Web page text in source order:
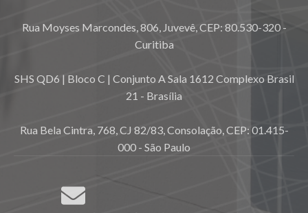
Rua Moyses Marcondes, 806, Juvevê, CEP: 80.530-320 -
Curitiba
SHS QD6 | Bloco C | Conjunto A Sala 1612 Complexo Brasil
21 - Brasília
Rua Bela Cintra, 768, CJ 82/83, Consolação, CEP: 01.415-
000 - São Paulo